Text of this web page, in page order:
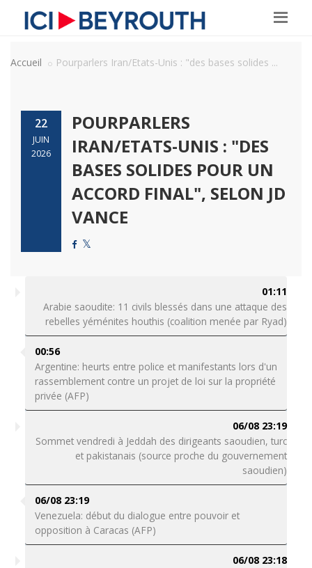
Accueil Pourparlers Iran/Etats-Unis : "des bases solides ...
22
JUIN
2026
POURPARLERS
IRAN/ETATS-UNIS : "DES
BASES SOLIDES POUR UN
ACCORD FINAL", SELON JD
VANCE
01:11
Arabie saoudite: 11 civils blessés dans une attaque des
rebelles yéménites houthis (coalition menée par Ryad)
00:56
Argentine: heurts entre police et manifestants lors d'un
rassemblement contre un projet de loi sur la propriété
privée (AFP)
06/08 23:19
Sommet vendredi à Jeddah des dirigeants saoudien, turc
et pakistanais (source proche du gouvernement
saoudien)
06/08 23:19
Venezuela: début du dialogue entre pouvoir et
opposition à Caracas (AFP)
06/08 23:18